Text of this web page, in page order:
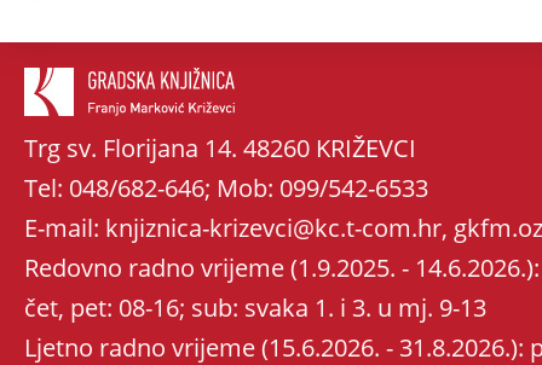
Trg sv. Florijana 14. 48260 KRIŽEVCI
Tel: 048/682-646; Mob: 099/542-6533
E-mail: knjiznica-krizevci@kc.t-com.hr,
Redovno radno vrijeme (1.9.2025. -
čet, pet: 08-16; sub: svaka 1. i 3. u mj. 9-13
Ljetno radno vrijeme (15.6.2026. - 31.8.2026.):